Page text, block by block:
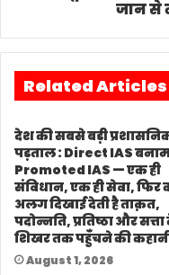
जान से
Related Articles
देश की सबसे बड़ी
पड़ताल : Direct IAS
Promoted IAS — एक ही
संविधान, एक ही सेवा, फिर
अलग दिखाई देती है ताक़त,
पदोन्नति, प्रतिष्ठा और
शिखर तक पहुँचने की
August 1, 2026